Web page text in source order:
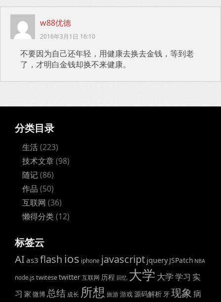
w88优德
2016年3月1日 16:10
不要因为自己还年轻，用健康去换去金钱，等到老
了，才明白金钱却换不来健康。
分类目录
生活(223)
技术文章(98)
随记(86)
作品 (50)
互联网 (36)
懒得分类(12)
标签云
AIas3 flash ios iphone javascript jquery JSPatch NBA
node.js twitesetwitter互联网 历程 回忆 大学 大学学习 实
习 家 微博总结 成长 所想 旅游游戏源码解析 牙现象病